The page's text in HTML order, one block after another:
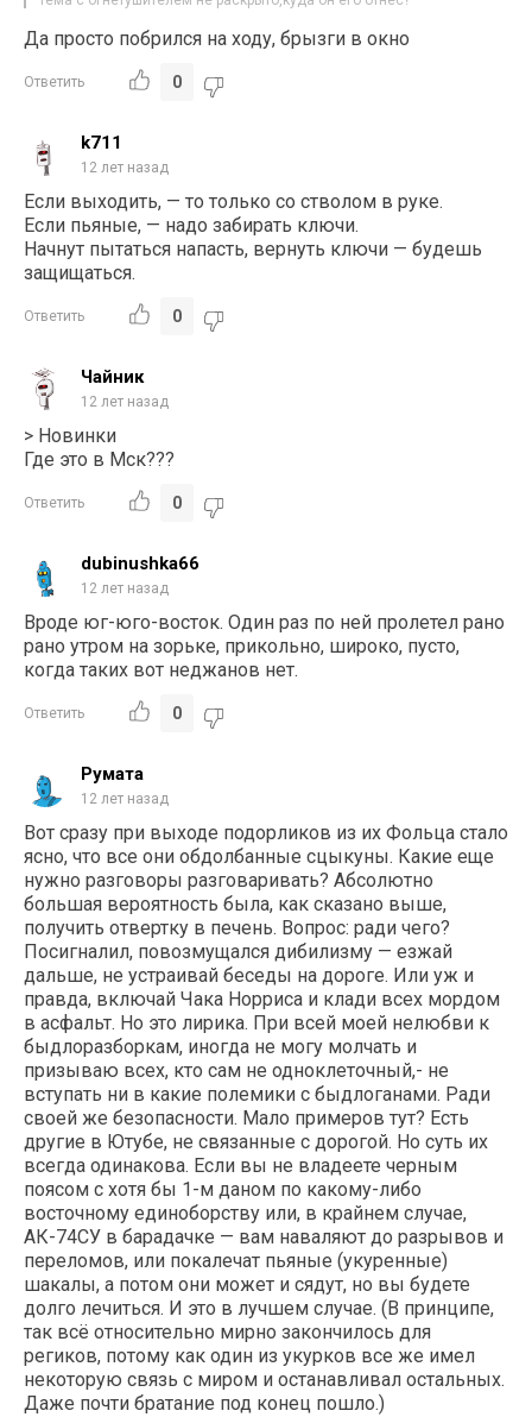
Да просто побрился на ходу, брызги в окно
Ответить 0
k711
12 лет назад
Если выходить, — то только со стволом в руке.
Если пьяные, — надо забирать ключи.
Начнут пытаться напасть, вернуть ключи — будешь
защищаться.
Ответить 0
Чайник
12 лет назад
> Новинки
Где это в Мск???
Ответить 0
dubinushka66
12 лет назад
Вроде юг-юго-восток. Один раз по ней пролетел рано
рано утром на зорьке, прикольно, широко, пусто,
когда таких вот неджанов нет.
Ответить 0
Румата
12 лет назад
Вот сразу при выходе подорликов из их Фольца стало
ясно, что все они обдолбанные сцыкуны. Какие еще
нужно разговоры разговаривать? Абсолютно
большая вероятность была, как сказано выше,
получить отвертку в печень. Вопрос: ради чего?
Посигналил, повозмущался дибилизму — езжай
дальше, не устраивай беседы на дороге. Или уж и
правда, включай Чака Норриса и клади всех мордом
в асфальт. Но это лирика. При всей моей нелюбви к
быдлоразборкам, иногда не могу молчать и
призываю всех, кто сам не одноклеточный,- не
вступать ни в какие полемики с быдлоганами. Ради
своей же безопасности. Мало примеров тут? Есть
другие в Ютубе, не связанные с дорогой. Но суть их
всегда одинакова. Если вы не владеете черным
поясом с хотя бы 1-м даном по какому-либо
восточному единоборству или, в крайнем случае,
АК-74СУ в барадачке — вам наваляют до разрывов и
переломов, или покалечат пьяные (укуренные)
шакалы, а потом они может и сядут, но вы будете
долго лечиться. И это в лучшем случае. (В принципе,
так всё относительно мирно закончилось для
региков, потому как один из укурков все же имел
некоторую связь с миром и останавливал остальных.
Даже почти братание под конец пошло.)